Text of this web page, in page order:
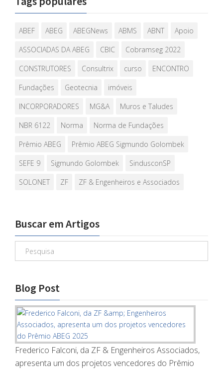
ABEF ABEG ABEGNews ABMS ABNT
Apoio
ASSOCIADAS DA ABEG
CBIC
Cobramseg 2022
CONSTRUTORES
Consultrix curso
ENCONTRO
Fundações
Geotecnia
imóveis
INCORPORADORES
MG&A
Muros e Taludes
NBR 6122
Norma
Norma de Fundações
Prêmio ABEG
Prêmio ABEG Sigmundo Golombek
SEFE 9
Sigmundo Golombek
SindusconSP
SOLONET
ZF ZF & Engenheiros e Associados
Buscar em Artigos
Blog Post
Frederico Falconi, da ZF & Engenheiros Associados,
apresenta um dos projetos vencedores do Prêmio